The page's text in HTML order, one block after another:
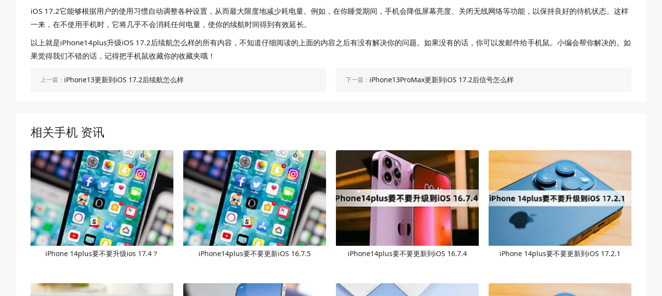
iOS 17.2它能够根据用户的使用习惯自动调整各种设置，从而最大限度地减少耗电量。例如，在你睡觉期间，手机会降低屏幕亮度、关闭无线网络等功能，以保持良好的待机状态。这样
一来，在不使用手机时，它将几乎不会消耗任何电量，使你的续航时间得到有效延长。
以上就是iPhone14plus升级iOS 17.2后续航怎么样的所有内容，不知道仔细阅读的上面的内容之后有没有解决你的问题。如果没有的话，你可以发邮件给手机鼠。小编会帮你解决的。如
果觉得我们不错的话，记得把手机鼠收藏你的收藏夹哦！
上一篇： iPhone13更新到iOS 17.2后续航怎么样 下一篇： iPhone13ProMax更新到iOS 17.2后信号怎么样
相关手机 资讯
iPhone 14plus要不要升级ios 17.4？ iPhone14plus要不要更新iOS 16.7.5 iPhone14plus要不要更新到iOS 16.7.4 iPhone 14plus要不要更新到iOS 17.2.1